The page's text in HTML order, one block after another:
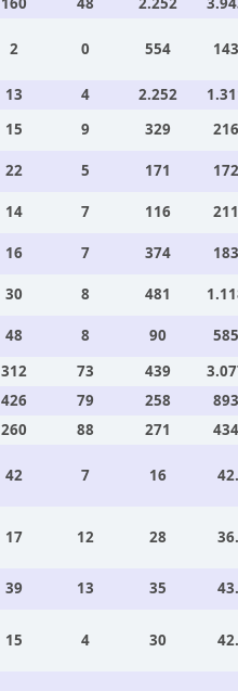
2 0 554
13 4 2.252
15 9 329
22 5 171
14 7 116
16 7 374
30 8 481
48 8 90
312 73 439
426 79 258
260 88 271
42 7 16
17 12 28
39 13 35
15 4 30